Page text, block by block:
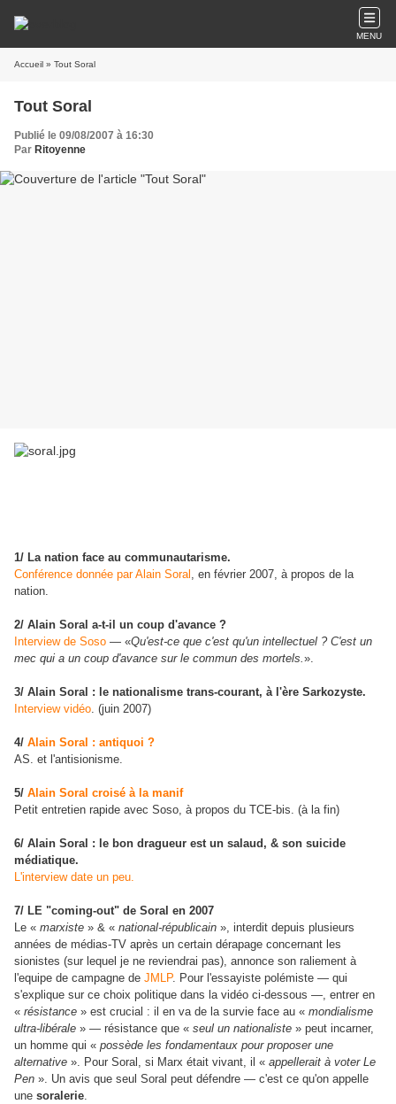
MENU
Accueil » Tout Soral
Tout Soral
Publié le 09/08/2007 à 16:30
Par Ritoyenne
1/ La nation face au communautarisme.
Conférence donnée par Alain Soral , en février 2007, à propos de la
nation.
2/ Alain Soral a-t-il un coup d'avance ?
Interview de Soso — «Qu'est-ce que c'est qu'un intellectuel ? C'est un
mec qui a un coup d'avance sur le commun des mortels.».
3/ Alain Soral : le nationalisme trans-courant, à l'ère Sarkozyste.
Interview vidéo. (juin 2007)
4/ Alain Soral : antiquoi ?
AS. et l'antisionisme.
5/ Alain Soral croisé à la manif
Petit entretien rapide avec Soso, à propos du TCE-bis. (à la fin)
6/ Alain Soral : le bon dragueur est un salaud, & son suicide
médiatique.
L'interview date un peu.
7/ LE "coming-out" de Soral en 2007
Le « marxiste » & « national-républicain », interdit depuis plusieurs
années de médias-TV après un certain dérapage concernant les
sionistes (sur lequel je ne reviendrai pas), annonce son raliement à
l'equipe de campagne de JMLP. Pour l'essayiste polémiste — qui
s'explique sur ce choix politique dans la vidéo ci-dessous —, entrer en
« résistance » est crucial : il en va de la survie face au « mondialisme
ultra-libérale » — résistance que « seul un nationaliste » peut incarner,
un homme qui « possède les fondamentaux pour proposer une
alternative ». Pour Soral, si Marx était vivant, il « appellerait à voter Le
Pen ». Un avis que seul Soral peut défendre — c'est ce qu'on appelle
une soralerie.